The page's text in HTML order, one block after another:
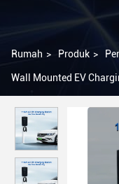
Rumah > Produk >
Wall Mounted EV